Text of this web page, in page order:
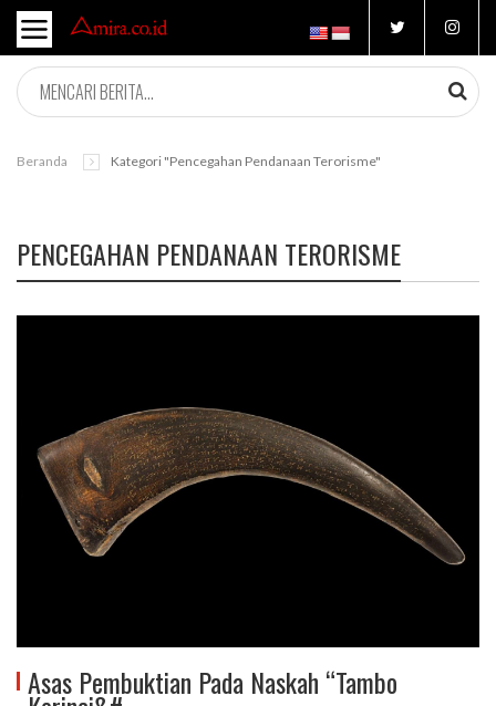
Beranda Kategori "pencegahan Pendanaan Terorisme"
PENCEGAHAN PENDANAAN TERORISME
Asas Pembuktian Pada Naskah “Tambo